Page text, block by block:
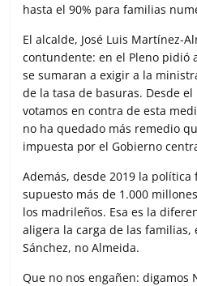
hasta el 90% para familias
El alcalde, José Luis Martínez-
contundente: en el Pleno pidió
se sumaran a exigir a la
de la tasa de basuras. Desde
votamos en contra de esta
no ha quedado más remedio
impuesta por el Gobierno
Además, desde 2019 la
supuesto más de 1.000
los madrileños. Esa es la
aligera la carga de las familias,
Sánchez, no Almeida.
Que no nos engañen: digamos